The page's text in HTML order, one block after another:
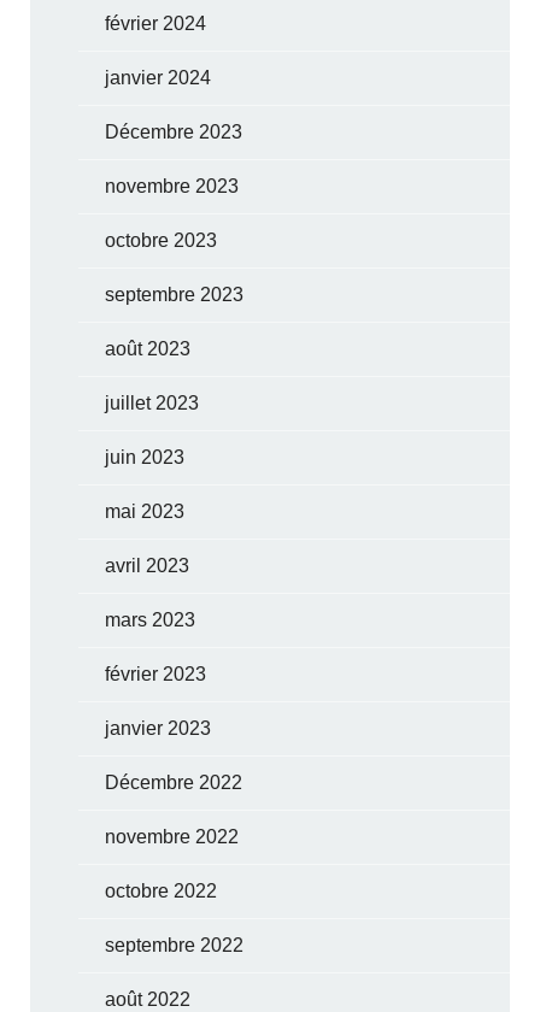
février 2024
janvier 2024
Décembre 2023
novembre 2023
octobre 2023
septembre 2023
août 2023
juillet 2023
juin 2023
mai 2023
avril 2023
mars 2023
février 2023
janvier 2023
Décembre 2022
novembre 2022
octobre 2022
septembre 2022
août 2022